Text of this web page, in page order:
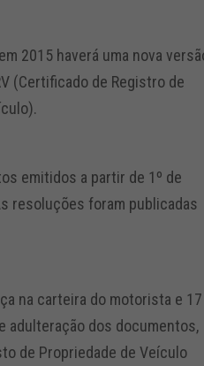
2015 haverá uma nova
(Certificado de Registro de
emitidos a partir de 1º de
resoluções foram publicadas
na carteira do motorista e 17
adulteração dos documentos,
de Propriedade de Veículo